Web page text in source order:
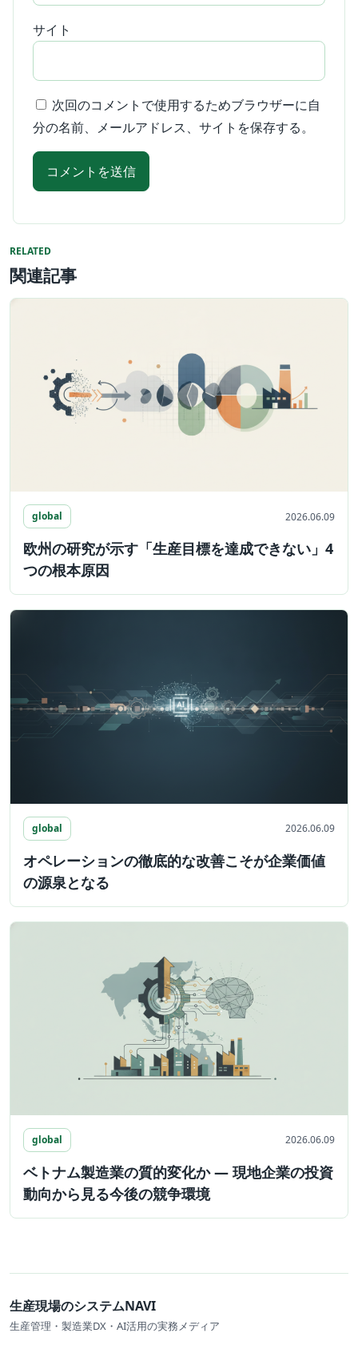
サイト
次回のコメントで使用するためブラウザーに自
分の名前、メールアドレス、サイトを保存する。
RELATED
関連記事
global 2026.06.09
欧州の研究が示す「生産目標を達成できない」4
つの根本原因
global 2026.06.09
オペレーションの徹底的な改善こそが企業価値
の源泉となる
global 2026.06.09
ベトナム製造業の質的変化か ― 現地企業の投資
動向から見る今後の競争環境
生産現場のシステムNAVI
生産管理・製造業DX・AI活用の実務メディア